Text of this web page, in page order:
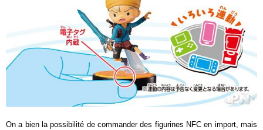
On a bien la possibilité de commander des figurines NFC en import, mais